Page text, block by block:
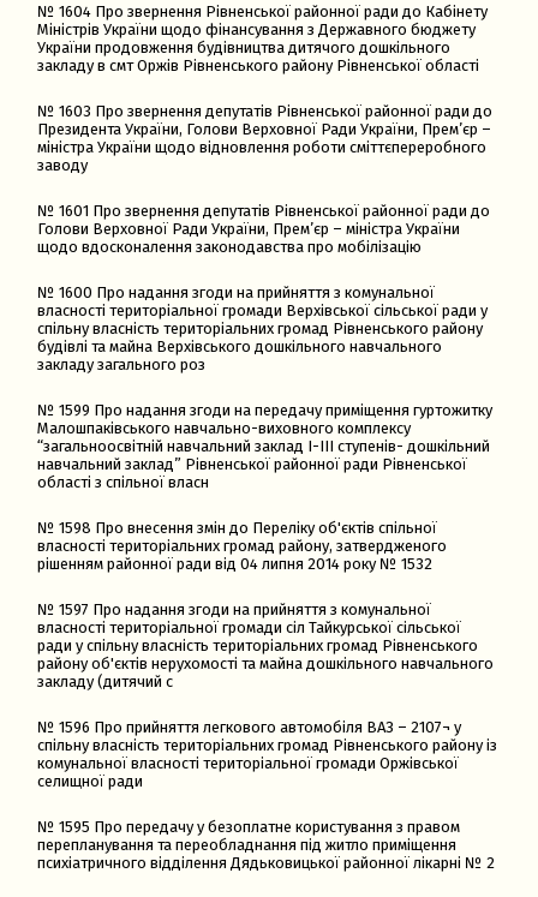
№ 1604 Про звернення Рівненської районної ради до Кабінету
Міністрів України щодо фінансування з Державного бюджету
України продовження будівництва дитячого дошкільного
закладу в смт Оржів Рівненського району Рівненської області
№ 1603 Про звернення депутатів Рівненської районної ради до
Президента України, Голови Верховної Ради України, Прем’єр –
міністра України щодо відновлення роботи сміттєпереробного
заводу
№ 1601 Про звернення депутатів Рівненської районної ради до
Голови Верховної Ради України, Прем’єр – міністра України
щодо вдосконалення законодавства про мобілізацію
№ 1600 Про надання згоди на прийняття з комунальної
власності територіальної громади Верхівської сільської ради у
спільну власність територіальних громад Рівненського району
будівлі та майна Верхівського дошкільного навчального
закладу загального роз
№ 1599 Про надання згоди на передачу приміщення гуртожитку
Малошпаківського навчально-виховного комплексу
“загальноосвітній навчальний заклад І-ІІІ ступенів- дошкільний
навчальний заклад” Рівненської районної ради Рівненської
області з спільної власн
№ 1598 Про внесення змін до Переліку об'єктів спільної
власності територіальних громад району, затвердженого
рішенням районної ради від 04 липня 2014 року № 1532
№ 1597 Про надання згоди на прийняття з комунальної
власності територіальної громади сіл Тайкурської сільської
ради у спільну власність територіальних громад Рівненського
району об'єктів нерухомості та майна дошкільного навчального
закладу (дитячий с
№ 1596 Про прийняття легкового автомобіля ВАЗ – 2107¬ у
спільну власність територіальних громад Рівненського району із
комунальної власності територіальної громади Оржівської
селищної ради
№ 1595 Про передачу у безоплатне користування з правом
перепланування та переобладнання під житло приміщення
психіатричного відділення Дядьковицької районної лікарні № 2